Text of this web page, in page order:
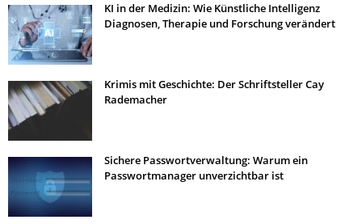
KI in der Medizin: Wie Künstliche Intelligenz
Diagnosen, Therapie und Forschung verändert
Krimis mit Geschichte: Der Schriftsteller Cay
Rademacher
Sichere Passwortverwaltung: Warum ein
Passwortmanager unverzichtbar ist